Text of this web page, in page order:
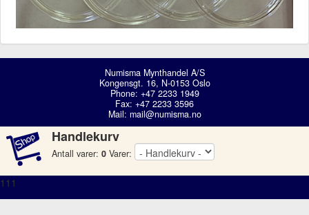
Numisma Mynthandel A/S
Kongensgt. 16, N-0153 Oslo
Phone: +47 2233 1949
Fax: +47 2233 3596
Mail: mail@numisma.no
Handlekurv
Antall varer: 0 Varer:
111